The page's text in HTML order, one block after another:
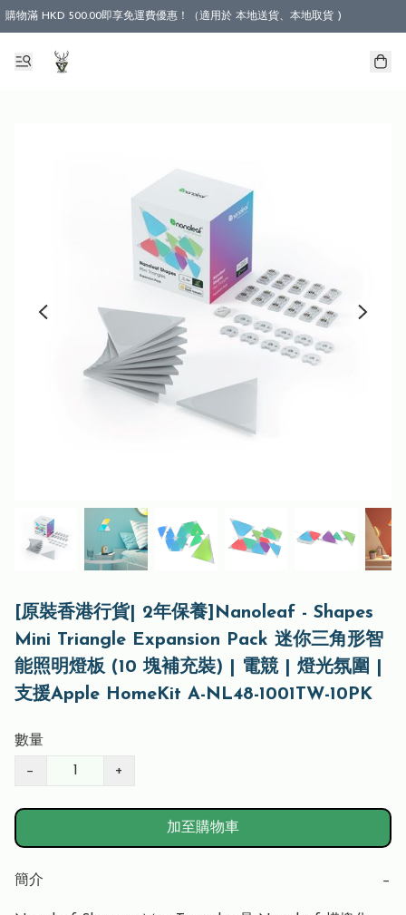
購物滿 HKD 500.00即享免運費優惠！（適用於 本地送貨、本地取貨 )
[原裝香港行貨| 2年保養]Nanoleaf - Shapes
Mini Triangle Expansion Pack 迷你三角形智
能照明燈板 (10 塊補充裝) | 電競 | 燈光氛圍 |
支援Apple HomeKit A-NL48-1001TW-10PK
數量
− +
加至購物車
簡介 −